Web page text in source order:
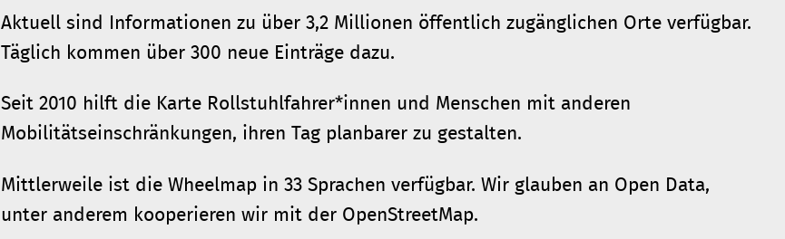
Aktuell sind Informationen zu über 3,2 Millionen öffentlich zugänglichen Orte verfügbar.
Täglich kommen über 300 neue Einträge dazu.
Seit 2010 hilft die Karte Rollstuhlfahrer*innen und Menschen mit anderen
Mobilitätseinschränkungen, ihren Tag planbarer zu gestalten.
Mittlerweile ist die Wheelmap in 33 Sprachen verfügbar. Wir glauben an Open Data,
unter anderem kooperieren wir mit der OpenStreetMap.